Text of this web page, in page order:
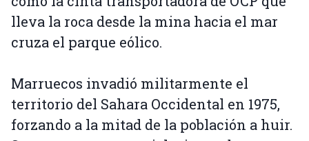
lleva la roca desde la mina hacia el mar
cruza el parque eólico.
Marruecos invadió militarmente el
territorio del Sahara Occidental en 1975,
forzando a la mitad de la población a huir.